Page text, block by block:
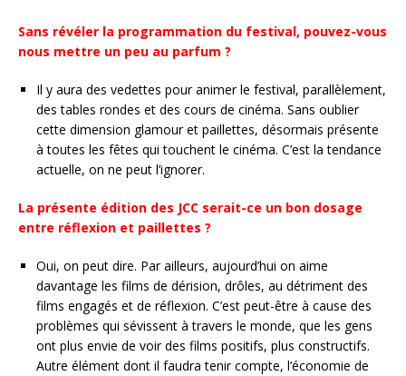
Sans révéler la programmation du festival, pouvez-vous
nous mettre un peu au parfum ?
Il y aura des vedettes pour animer le festival, parallèlement,
des tables rondes et des cours de cinéma. Sans oublier
cette dimension glamour et paillettes, désormais présente
à toutes les fêtes qui touchent le cinéma. C’est la tendance
actuelle, on ne peut l’ignorer.
La présente édition des JCC serait-ce un bon dosage
entre réflexion et paillettes ?
Oui, on peut dire. Par ailleurs, aujourd’hui on aime
davantage les films de dérision, drôles, au détriment des
films engagés et de réflexion. C’est peut-être à cause des
problèmes qui sévissent à travers le monde, que les gens
ont plus envie de voir des films positifs, plus constructifs.
Autre élément dont il faudra tenir compte, l’économie de